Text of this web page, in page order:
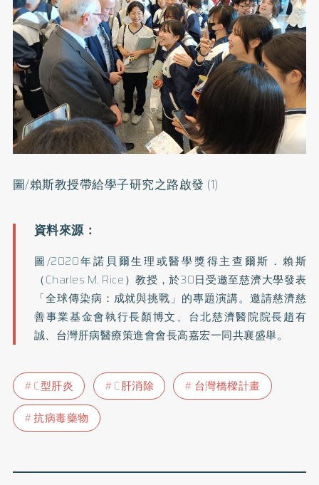
圖/賴斯教授帶給學子研究之路啟發 (1)
圖/2020年諾貝爾生理或醫學獎得主查爾斯．賴斯
（Charles M. Rice）教授，於30日受邀至慈濟大學發表
「全球傳染病：成就與挑戰」的專題演講。邀請慈濟慈
善事業基金會執行長顏博文、台北慈濟醫院院長趙有
誠、台灣肝病醫療策進會會長高嘉宏一同共襄盛舉。
C型肝炎 C肝消除
台灣橋樑計畫
抗病毒藥物